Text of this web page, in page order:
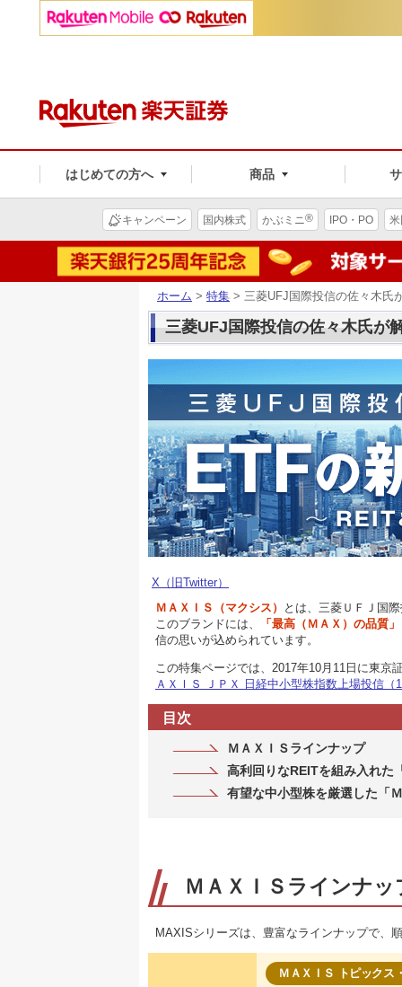
はじめての方へ 商品
キャンペーン 国内株式 かぶミニ® IPO・PO
ホーム > 特集 > 三菱UFJ国際投信の佐々木
三菱UFJ国際投信の佐々木氏
X（旧Twitter）
ＭＡＸＩＳ（マクシス）
とは、三菱ＵＦＪ国
このブランドには、
「最高（ＭＡＸ）の品質」
信の思いが込められています。
この特集ページでは、2017年10月11日に東京
ＡＸＩＳ ＪＰＸ 日経中小型株指数上場投信（
目次
ＭＡＸＩＳラインナップ
高利回りなREITを組み入れた
有望な中小型株を厳選した「
ＭＡＸＩＳラインナッ
MAXISシリーズは、豊富なラインナップで、
ＭＡＸＩＳ トピックス